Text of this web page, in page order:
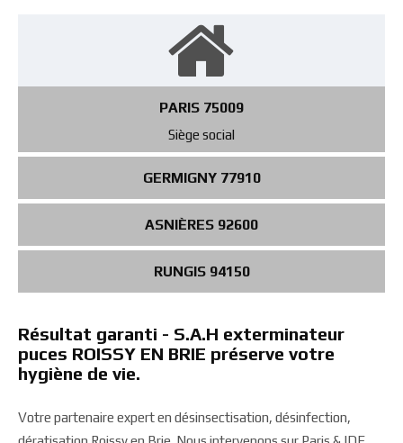
PARIS 75009
Siège social
GERMIGNY 77910
ASNIÈRES 92600
RUNGIS 94150
Résultat garanti - S.A.H exterminateur
puces ROISSY EN BRIE préserve votre
hygiène de vie.
Votre partenaire expert en désinsectisation, désinfection,